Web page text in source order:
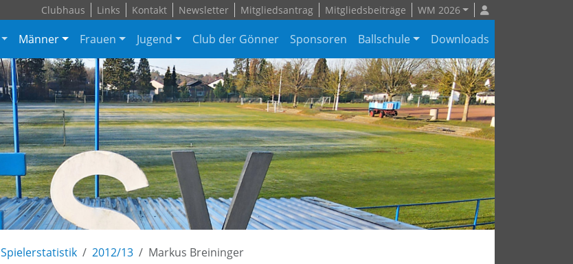
Clubhaus Links Kontakt Newsletter Mitgliedsantrag Mitgliedsbeiträge WM 2026
Männer Frauen Jugend Club der Gönner Sponsoren Ballschule Downloads
Spielerstatistik 2012/13 Markus Breininger